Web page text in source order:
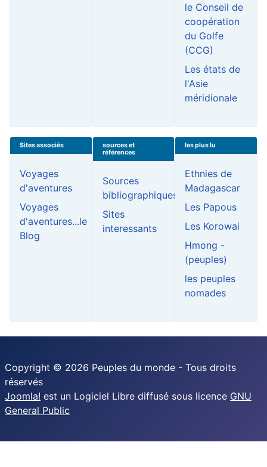
le Conseil de
coopération
du Golfe
(CCG)
Les états de
l'Asie
méridionale
Sites associés
Voyages
d'aventures
Voyages
d'aventures...le
Blog
sources et
références
Sources
bibliographiques
Sites
interessants
les plus lu
Ethnies de
Madagascar
Les Papous
Les Korowai
Hmong -
(peuples)
les peuples
nomades
Copyright © 2026 Peuples du monde - Tous droits
réservés
Joomla! est un Logiciel Libre diffusé sous licence GNU
General Public